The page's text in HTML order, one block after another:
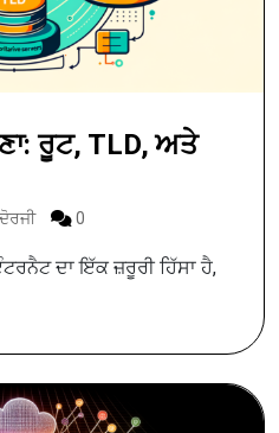
ਰੂਟ, TLD, ਅਤੇ
0
ਦਾ ਇੱਕ ਜ਼ਰੂਰੀ ਹਿੱਸਾ ਹੈ,